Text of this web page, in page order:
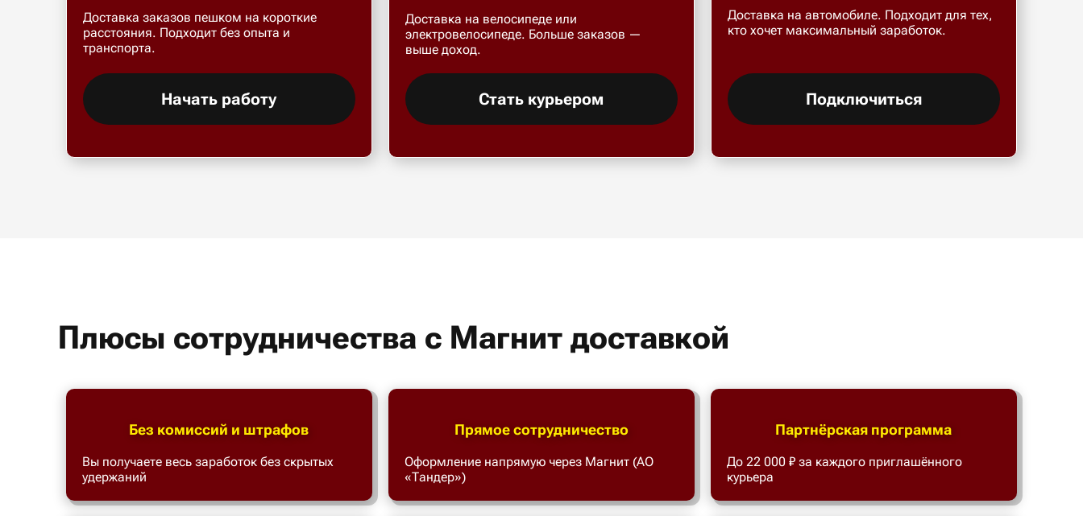
Доставка заказов пешком на короткие
расстояния. Подходит без опыта и
транспорта.
Начать работу
Доставка на велосипеде или
электровелосипеде. Больше заказов —
выше доход.
Стать курьером
Доставка на автомобиле. Подходит для тех,
кто хочет максимальный заработок.
Подключиться
Плюсы сотрудничества с Магнит доставкой
Без комиссий и штрафов
Вы получаете весь заработок без скрытых
удержаний
Прямое сотрудничество
Оформление напрямую через Магнит (АО
«Тандер»)
Партнёрская программа
До 22 000 ₽ за каждого приглашённого
курьера